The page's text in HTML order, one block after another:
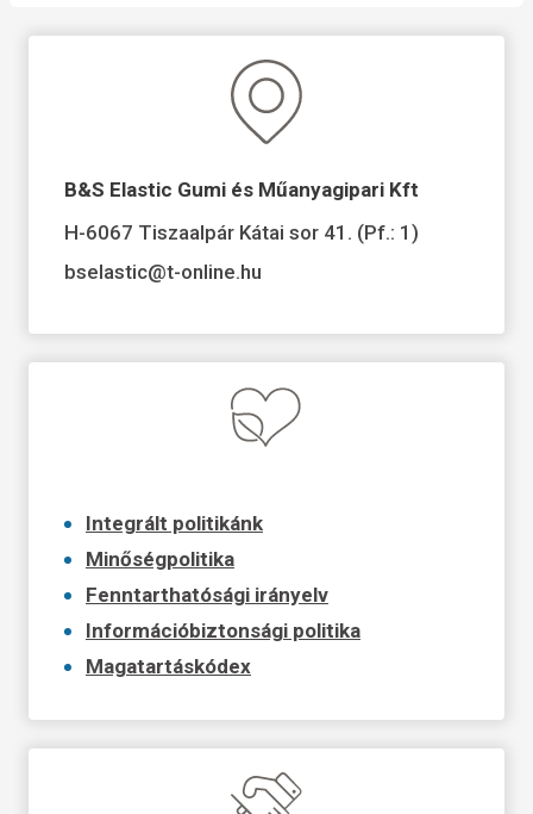
B&S Elastic Gumi és Műanyagipari Kft
H-6067 Tiszaalpár Kátai sor 41. (Pf.: 1)
bselastic@t-online.hu
Integrált politikánk
Minőségpolitika
Fenntarthatósági irányelv
Információbiztonsági politika
Magatartáskódex